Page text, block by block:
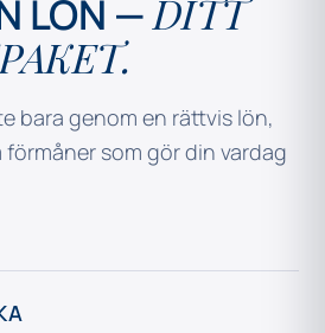
LÖN —DITT
bara genom en rättvis lön,
som gör din vardag